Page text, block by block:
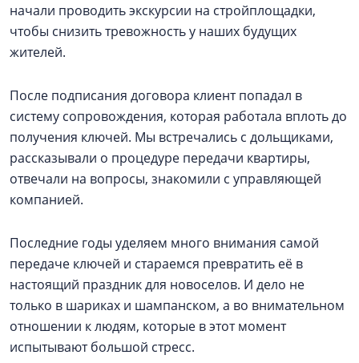
начали проводить экскурсии на стройплощадки,
чтобы снизить тревожность у наших будущих
жителей.
После подписания договора клиент попадал в
систему сопровождения, которая работала вплоть до
получения ключей. Мы встречались с дольщиками,
рассказывали о процедуре передачи квартиры,
отвечали на вопросы, знакомили с управляющей
компанией.
Последние годы уделяем много внимания самой
передаче ключей и стараемся превратить её в
настоящий праздник для новоселов. И дело не
только в шариках и шампанском, а во внимательном
отношении к людям, которые в этот момент
испытывают большой стресс.